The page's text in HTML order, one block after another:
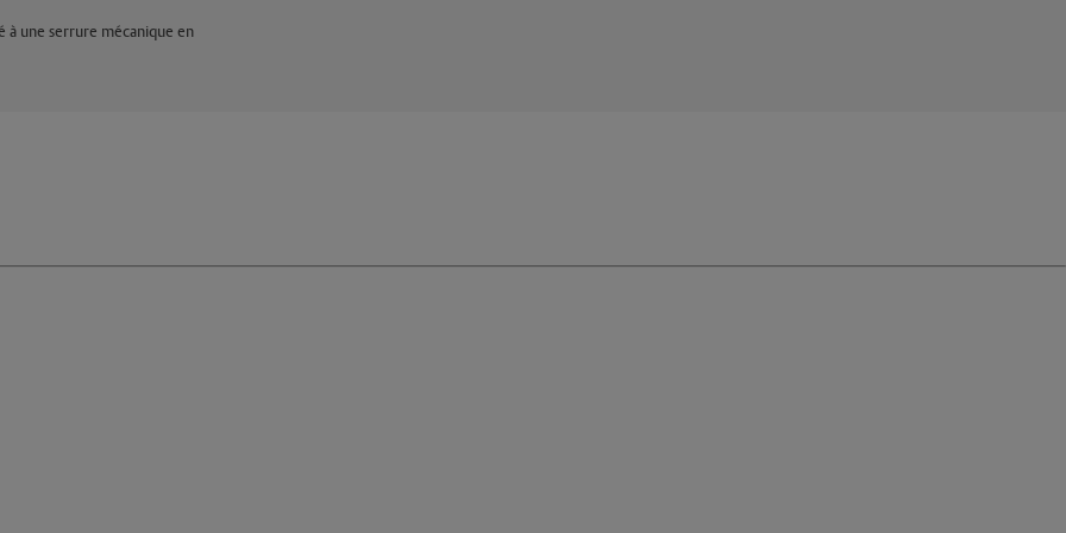
à une serrure mécanique en